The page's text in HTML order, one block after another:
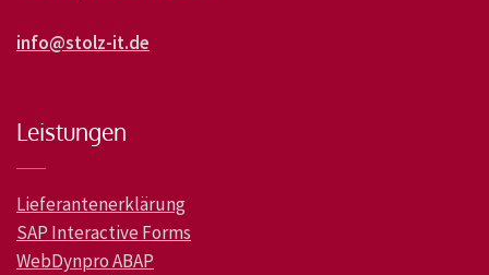
info@stolz-it.de
Leistungen
Lieferantenerklärung
SAP Interactive Forms
WebDynpro ABAP